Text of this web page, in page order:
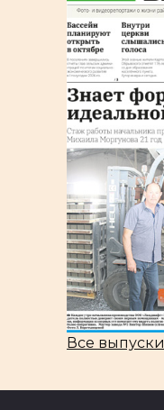
Все выпуски